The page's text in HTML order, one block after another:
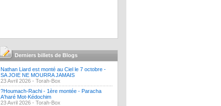
Derniers billets de Blogs
Nathan Liard est monté au Ciel le 7 octobre -
SA JOIE NE MOURRA JAMAIS
23 Avril 2026 - Torah-Box
?Houmach-Rachi - 1ère montée - Paracha
A'haré Mot-Kédochim
23 Avril 2026 - Torah-Box